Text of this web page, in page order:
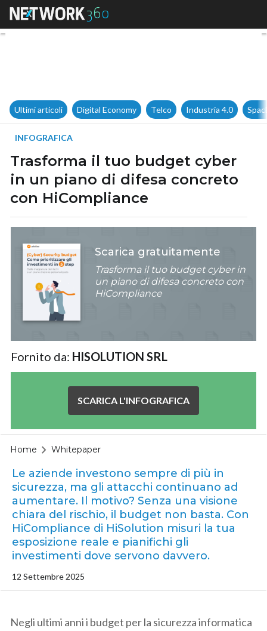
Trasforma il tuo budget
Ultimi articoli Digital Economy Telco Industria 4.0
INFOGRAFICA
Trasforma il tuo budget cyber
in un piano di difesa concreto
con HiCompliance
Scarica gratuitamente
Trasforma il tuo budget cyber in
un piano di difesa concreto con
HiCompliance
Fornito da: HISOLUTION SRL
SCARICA L'INFOGRAFICA
Home Whitepaper
Le aziende investono sempre di più in
sicurezza, ma gli attacchi continuano ad
aumentare. Il motivo? Senza una visione
chiara del rischio, il budget non basta. Con
HiCompliance di HiSolution misuri la tua
esposizione reale e pianifichi gli
investimenti dove servono davvero.
12 Settembre 2025
Negli ultimi anni i budget per la sicurezza informatica